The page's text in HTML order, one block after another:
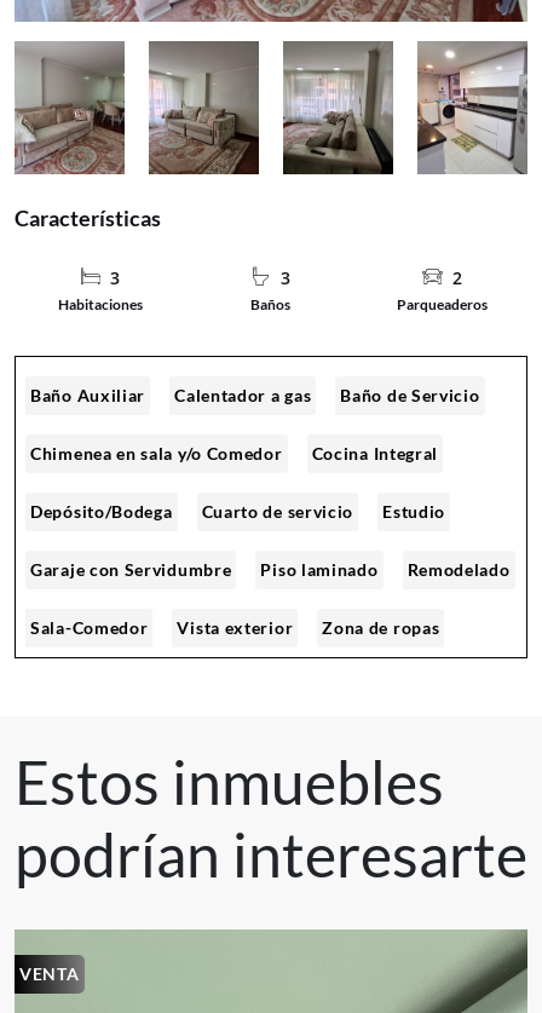
Características
3
Habitaciones
3
Baños
2
Parqueaderos
Baño Auxiliar Calentador a gas Baño de Servicio
Chimenea en sala y/o Comedor Cocina Integral
Depósito/Bodega Cuarto de servicio Estudio
Garaje con Servidumbre Piso laminado Remodelado
Sala-Comedor Vista exterior Zona de ropas
Portería/Vigilancia Garaje Cubierto
Fachada Ladrillo a la vista
distintos puntos de la ciudad. Su cercanía a reconocidos
centros comerciales pone a su disposición una amplia
oferta
Estos inmuebles
podrían interesarte
VENTA